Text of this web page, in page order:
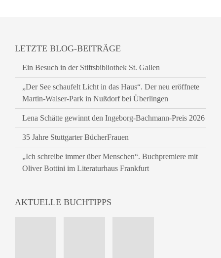
LETZTE BLOG-BEITRÄGE
Ein Besuch in der Stiftsbibliothek St. Gallen
„Der See schaufelt Licht in das Haus“. Der neu eröffnete
Martin-Walser-Park in Nußdorf bei Überlingen
Lena Schätte gewinnt den Ingeborg-Bachmann-Preis 2026
35 Jahre Stuttgarter BücherFrauen
„Ich schreibe immer über Menschen“. Buchpremiere mit
Oliver Bottini im Literaturhaus Frankfurt
AKTUELLE BUCHTIPPS